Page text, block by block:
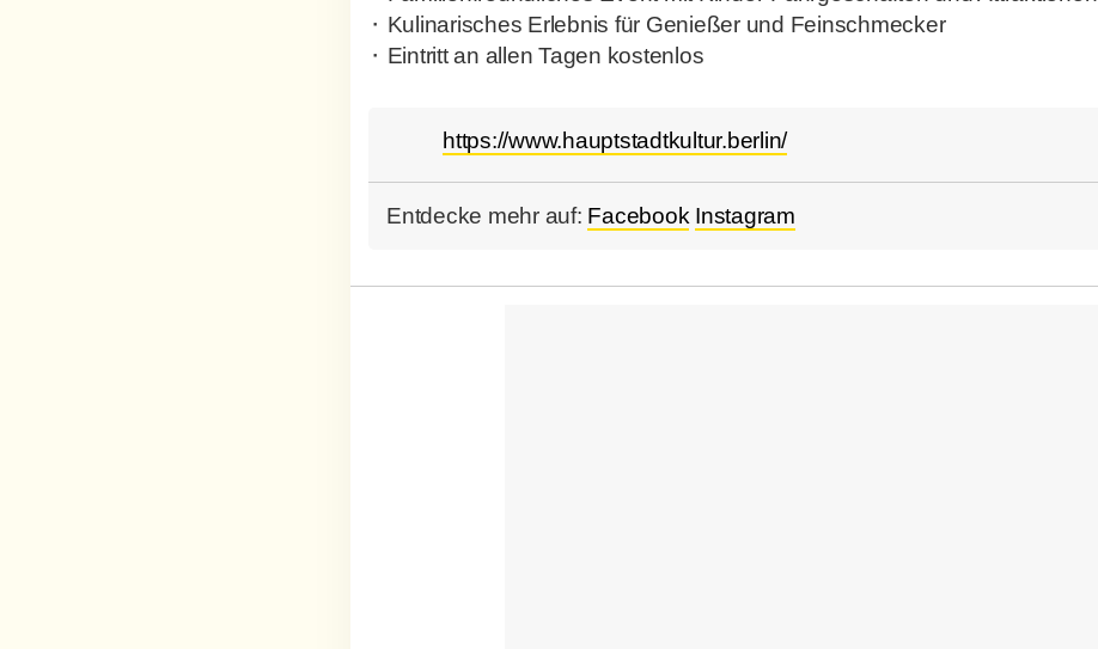
⬝ Kulinarisches Erlebnis für Genießer und Feinschmecker
⬝ Eintritt an allen Tagen kostenlos
https://www.hauptstadtkultur.berlin/
Entdecke mehr auf: Facebook Instagram